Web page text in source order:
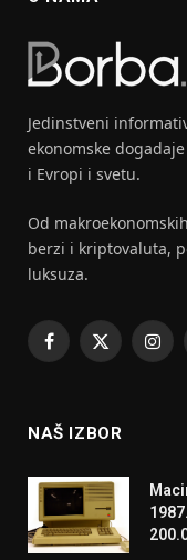
Jedinstveni
ekonomske
i Evropi i svetu.
Od
berzi i kriptovaluta,
luksuza.
Facebook
X
NAŠ IZBOR